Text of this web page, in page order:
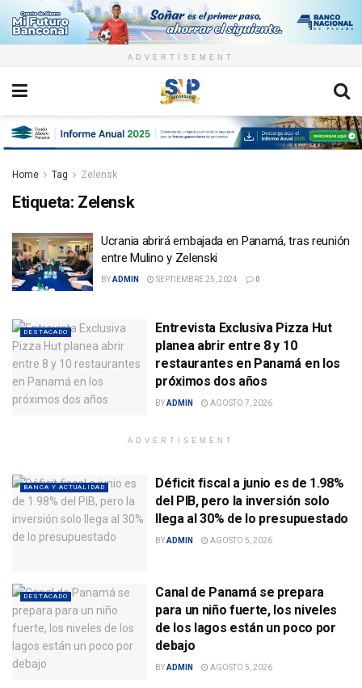
ADVERTISEMENT
Home Tag Zelensk
Etiqueta: Zelensk
Ucrania abrirá embajada en Panamá, tras reunión
entre Mulino y Zelenski
BYADMIN SEPTIEMBRE 25, 2024 0
DESTACADO
Entrevista Exclusiva Pizza Hut
planea abrir entre 8 y 10
restaurantes en Panamá en los
próximos dos años
BYADMIN AGOSTO 7, 2026
ADVERTISEMENT
BANCA Y ACTUALIDAD
Déficit fiscal a junio es de 1.98%
del PIB, pero la inversión solo
llega al 30% de lo presupuestado
BYADMIN AGOSTO 5, 2026
DESTACADO
Canal de Panamá se prepara
para un niño fuerte, los niveles
de los lagos están un poco por
debajo
BYADMIN AGOSTO 5, 2026